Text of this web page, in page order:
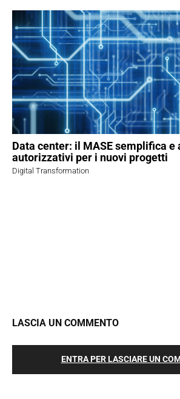
Data center: il MASE semplifica
autorizzativi per i nuovi progetti
Digital Transformation
LASCIA UN COMMENTO
ENTRA PER LASCIARE UN